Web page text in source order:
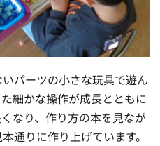
パーツの小さな玩具で遊ん
細かな操作が成長とともに
なり、作り方の本を見なが
通りに作り上げています。